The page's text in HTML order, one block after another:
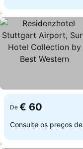
De € 60
Consulte os preços de